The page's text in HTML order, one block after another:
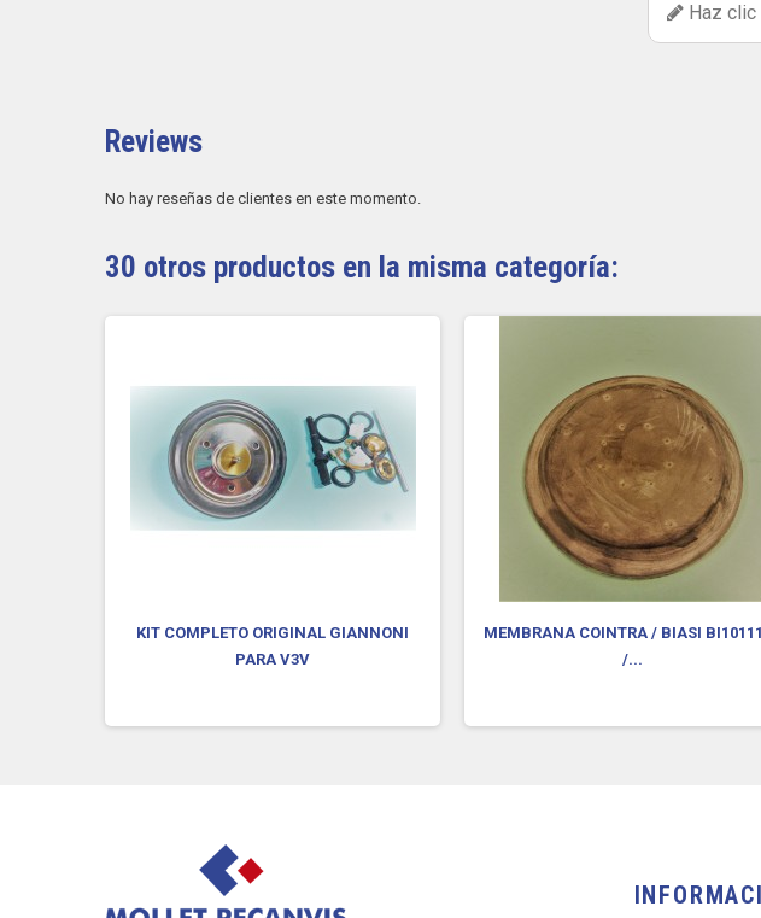
Haz clic
Reviews
No hay reseñas de clientes en este momento.
30 otros productos en la misma categoría:
KIT COMPLETO ORIGINAL GIANNONI
PARA V3V
MEMBRANA COINTRA / BIASI
/...